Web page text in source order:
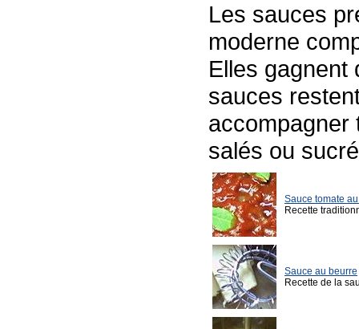
Les sauces
moderne
Elles gagnent
sauces
accompagner
salés ou
Sauce tomate
Recette
Sauce au beurre
Recette de la